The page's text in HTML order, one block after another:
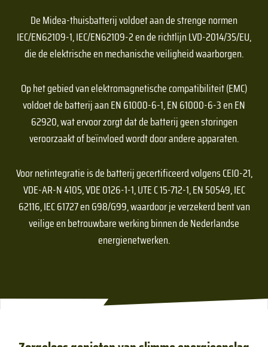
De Midea-thuisbatterij voldoet aan de strenge normen
IEC/EN62109-1, IEC/EN62109-2 en de richtlijn LVD-2014/35/EU,
die de elektrische en mechanische veiligheid waarborgen.
Op het gebied van elektromagnetische compatibiliteit (EMC)
voldoet de batterij aan EN 61000-6-1, EN 61000-6-3 en EN
62920, wat ervoor zorgt dat de batterij geen storingen
veroorzaakt of beïnvloed wordt door andere apparaten.
Voor netintegratie is de batterij gecertificeerd volgens CEI0-21,
VDE-AR-N 4105, VDE 0126-1-1, UTE C 15-712-1, EN 50549, IEC
62116, IEC 61727 en G98/G99, waardoor je verzekerd bent van
veilige en betrouwbare werking binnen de Nederlandse
energienetwerken.